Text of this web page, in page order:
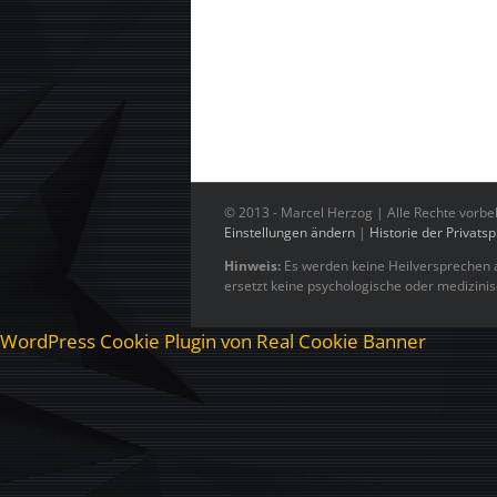
© 2013 - Marcel Herzog | Alle Rechte
Einstellungen ändern | Historie der
Hinweis: Es werden keine
ersetzt keine psychologische oder
WordPress Cookie Plugin von Real Cookie Banner